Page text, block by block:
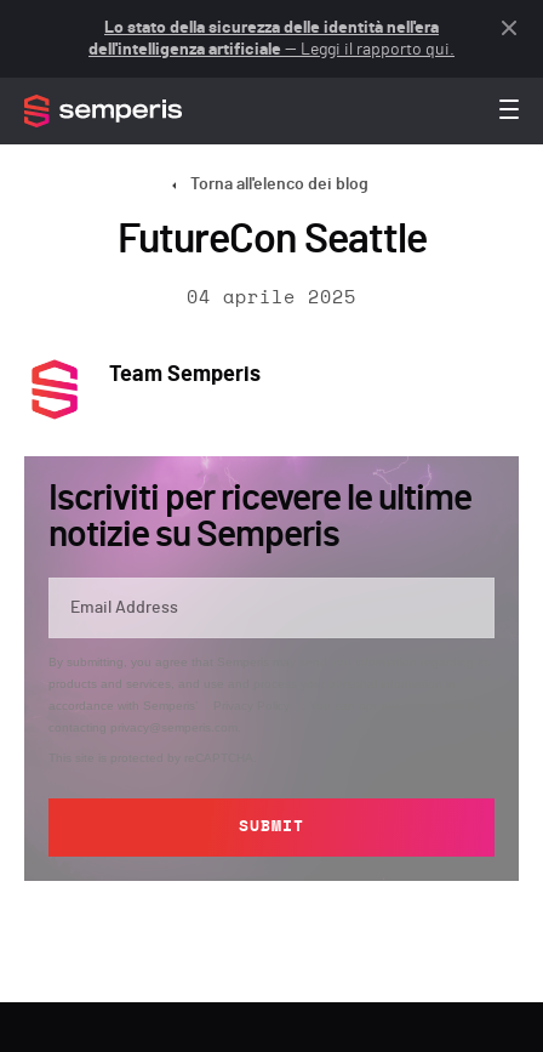
Lo stato della sicurezza delle identità nell'era
dell'intelligenza artificiale — Leggi il rapporto qui.
Torna all'elenco dei blog
FutureCon Seattle
04 aprile 2025
Team Semperis
Iscriviti per ricevere le ultime
notizie su Semperis
By submitting, you agree that Semperis may send you information regarding its
products and services, and use and process your personal information in
accordance with Semperis’
contacting privacy@semperis.com.
This site is protected by reCAPTCHA.
SUBMIT